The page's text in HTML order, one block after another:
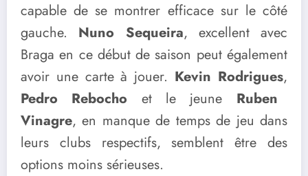
capable de se montrer efficace sur le côté
gauche. Nuno Sequeira, excellent avec
Braga en ce début de saison peut également
avoir une carte à jouer. Kevin Rodrigues,
Pedro Rebocho et le jeune Ruben
Vinagre, en manque de temps de jeu dans
leurs clubs respectifs, semblent être des
options moins sérieuses.